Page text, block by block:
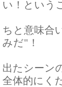
い！という
ちと意味合
みだ"！
出たシーン
全体的にく